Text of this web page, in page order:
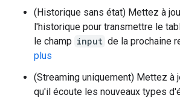
(Historique sans état) Mettez à
l'historique pour transmettre le
le champ input de la prochaine
plus
(Streaming uniquement) Mettez à
qu'il écoute les nouveaux types